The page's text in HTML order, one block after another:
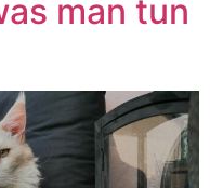
man tun